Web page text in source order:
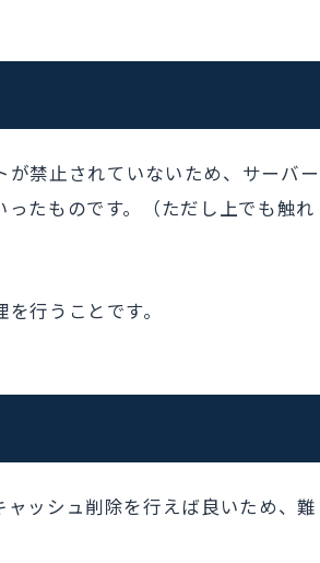
が禁止されていないため、サーバー
たものです。（ただし上でも触れ
を行うことです。
ッシュ削除を行えば良いため、難